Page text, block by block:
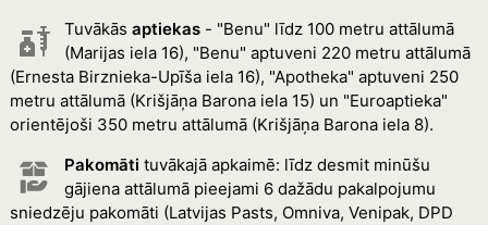
Tuvākās aptiekas- "Benu" līdz 100 metru attālumā
(Marijas iela 16), "Benu" aptuveni 220 metru attālumā
(Ernesta Birznieka-Upīša iela 16), "Apotheka" aptuveni 250
metru attālumā (Krišjāņa Barona iela 15) un "Euroaptieka"
orientējoši 350 metru attālumā (Krišjāņa Barona iela 8).
Pakomāti tuvākajā apkaimē: līdz desmit minūšu
gājiena attālumā pieejami 6 dažādu pakalpojumu
sniedzēju pakomāti (Latvijas Pasts, Omniva, Venipak, DPD